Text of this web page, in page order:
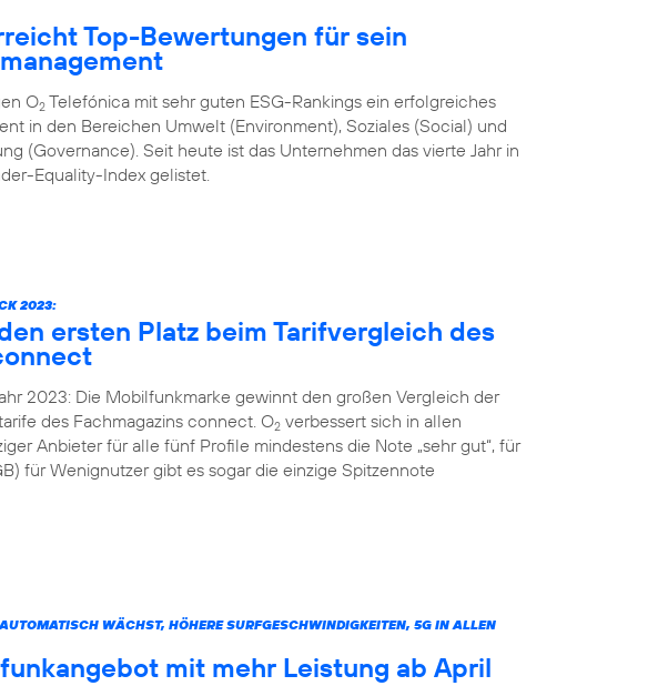
Top-Bewertungen für sein
O2 Telefónica mit sehr guten ESG-Rankings ein erfolgreiches
in den Bereichen Umwelt (Environment), Soziales (Social) und
(Governance). Seit heute ist das Unternehmen das vierte Jahr in
Equality-Index gelistet.
2023:
ersten Platz beim Tarifvergleich des
2023: Die Mobilfunkmarke gewinnt den großen Vergleich der
des Fachmagazins connect. O2 verbessert sich in allen
Anbieter für alle fünf Profile mindestens die Note „sehr gut“, für
für Wenignutzer gibt es sogar die einzige Spitzennote
WÄCHST, HÖHERE SURFGESCHWINDIGKEITEN, 5G IN ALLEN
mit mehr Leistung ab April